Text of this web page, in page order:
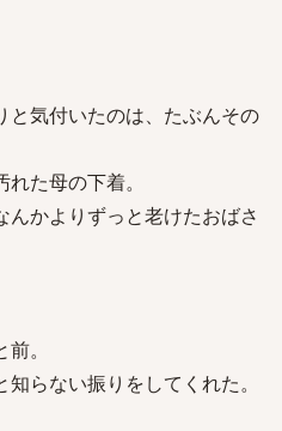
と気付いたのは、たぶんその
た母の下着。
かよりずっと老けたおばさ
。
らない振りをしてくれた。